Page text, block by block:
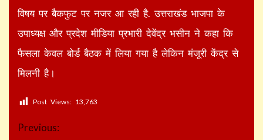
विषय पर बैकफुट पर नजर आ रही है. उत्तराखंड भाजपा के
उपाध्यक्ष और प्रदेश मीडिया प्रभारी देवेंद्र भसीन ने कहा कि
फैसला केवल बोर्ड बैठक में लिया गया है लेकिन मंजूरी केंद्र से
मिलनी है।
Post Views: 13,763
Continue
Previous: